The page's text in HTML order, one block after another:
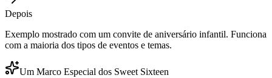
Depois
Exemplo mostrado com um convite de aniversário infantil. Funciona
com a maioria dos tipos de eventos e temas.
Um Marco Especial dos Sweet Sixteen